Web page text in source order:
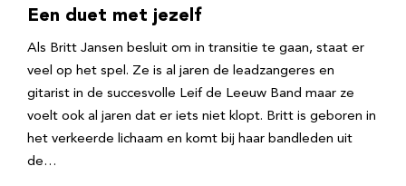
Een duet met jezelf
Als Britt Jansen besluit om in transitie te gaan, staat er
veel op het spel. Ze is al jaren de leadzangeres en
gitarist in de succesvolle Leif de Leeuw Band maar ze
voelt ook al jaren dat er iets niet klopt. Britt is geboren in
het verkeerde lichaam en komt bij haar bandleden uit
de…